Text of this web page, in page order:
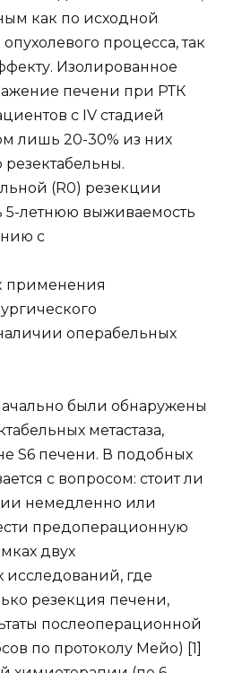
как по исходной
процесса, так
Изолированное
печени при РТК
с IV стадией
лишь 20-30% из них
(R0) резекции
5-летнюю выживаемость
с
применения
операбельных
были обнаружены
метастаза,
S6 печени. В подобных
с вопросом: стоит ли
немедленно или
предоперационную
двух
где
резекция печени,
послеоперационной
по протоколу Мейо) [1]